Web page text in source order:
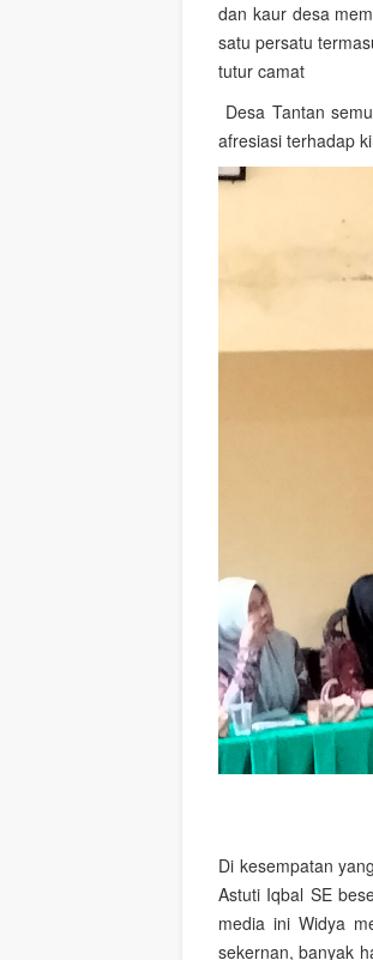
dan kaur desa
satu persatu
tutur camat
Desa Tantan
afresiasi terhadap
Di kesempatan
Astuti Iqbal SE
media ini Widya
sekernan, banyak